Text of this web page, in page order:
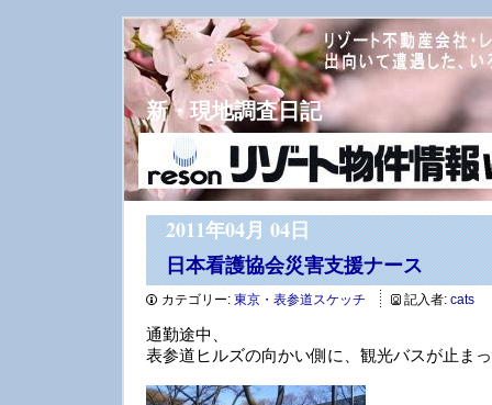
新・現地調査日記
2011年04月 04日
日本看護協会災害支援ナース
カテゴリー: 東京・表参道スケッチ 記入者: cats
通勤途中、
表参道ヒルズの向かい側に、観光バスが止ま